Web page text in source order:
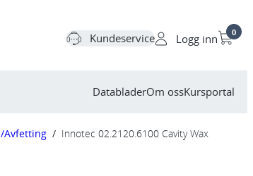
Kundeservice Logg inn 0
DatabladerOm ossKursportal
Avfetting / Innotec 02.2120.6100 Cavity Wax